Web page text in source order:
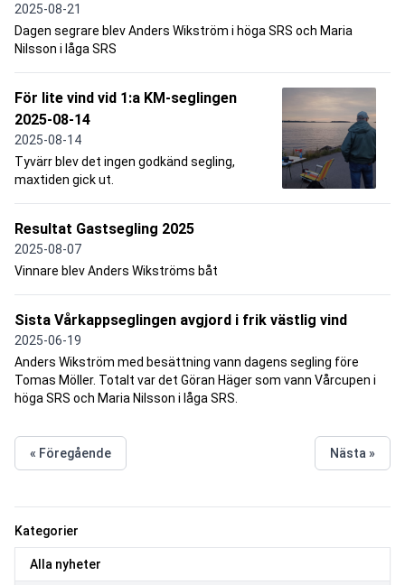
Kategorier
Alla nyheter
2025-08-21
Dagen segrare blev Anders Wikström i höga SRS och Maria
Nilsson i låga SRS
För lite vind vid 1:a KM-seglingen
2025-08-14
2025-08-14
Tyvärr blev det ingen godkänd segling,
maxtiden gick ut.
Resultat Gastsegling 2025
2025-08-07
Vinnare blev Anders Wikströms båt
Sista Vårkappseglingen avgjord i frik västlig vind
2025-06-19
Anders Wikström med besättning vann dagens segling före
Tomas Möller. Totalt var det Göran Häger som vann Vårcupen i
höga SRS och Maria Nilsson i låga SRS.
« Föregående Nästa »